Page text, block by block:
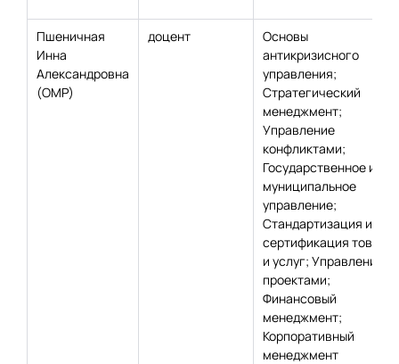
Пшеничная
Инна
Александровна
(ОМР)
доцент
Основы
антикризисного
управления;
Стратегический
менеджмент;
Управление
конфликтами;
Государственное и
муниципальное
управление;
Стандартизация и
сертификация
и услуг; Управление
проектами;
Финансовый
менеджмент;
Корпоративный
менеджмент